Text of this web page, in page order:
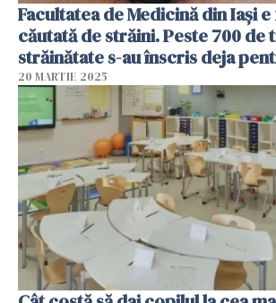
Facultatea de Medicină din Iași
căutată de străini. Peste 700 de
străinătate s-au înscris deja
20 MARTIE 2025